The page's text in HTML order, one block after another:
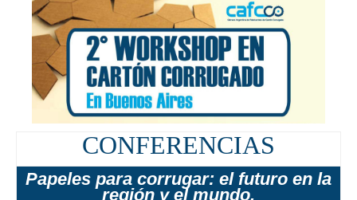
CONFERENCIAS
Papeles para corrugar: el futuro en la
región y el mundo.